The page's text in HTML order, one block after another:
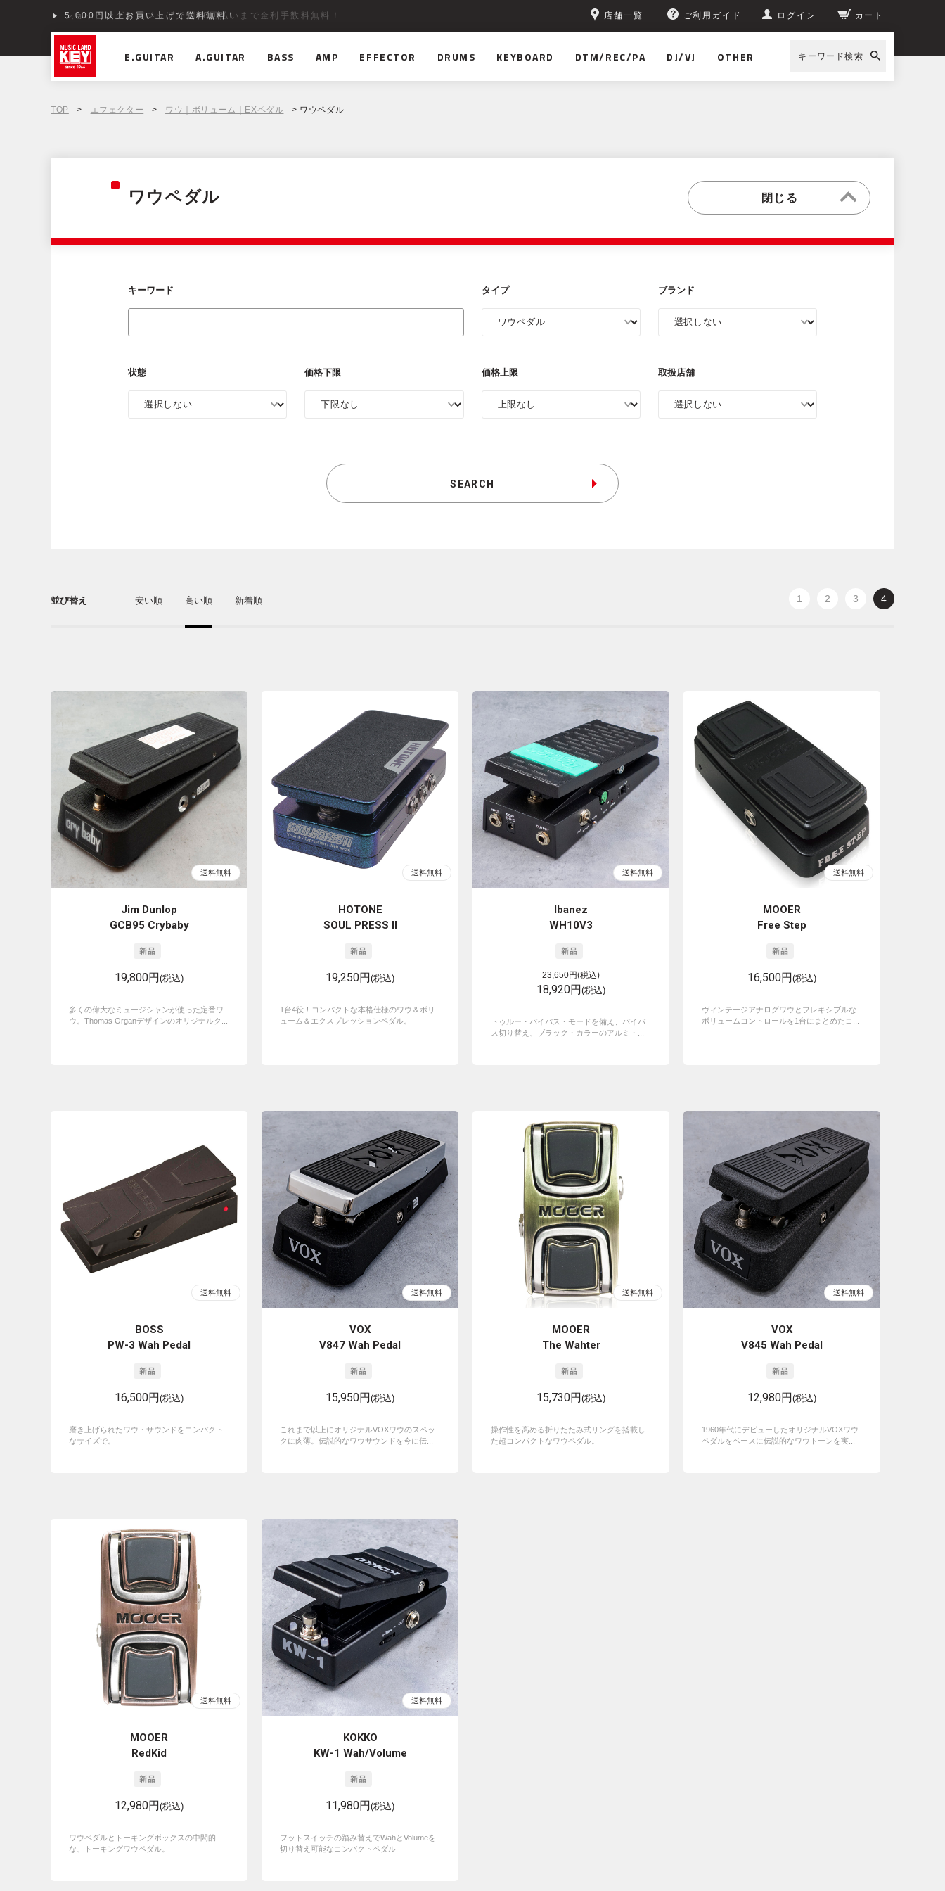
ショッピングクレジット分割48回払いまで金利手数料無料！ 店舗一覧 ご利用ガイド ログイン カート
E.GUITAR A.GUITAR BASS AMP EFFECTOR DRUMS KEYBOARD DTM/REC/PA DJ/VJ OTHER キーワード検索
TOP > エフェクター > ワウ｜ボリューム｜EXペダル > ワウペダル
ワウペダル
キーワード タイプ ブランド
状態 価格下限 価格上限 取扱店舗
SEARCH
並び替え 安い順 高い順 新着順 1 2 3 4
Jim Dunlop
GCB95 Crybaby
19,800円(税込)
多くの偉大なミュージシャンが使った定番ワ
ウ。Thomas Organデザインのオリジナルク...
HOTONE
SOUL PRESS II
19,250円(税込)
1台4役！コンパクトな本格仕様のワウ＆ボリ
ューム＆エクスプレッションペダル。
Ibanez
WH10V3
23,650円(税込)
18,920円(税込)
トゥルー・バイパス・モードを備え、バイパ
ス切り替え、ブラック・カラーのアルミ・...
MOOER
Free Step
16,500円(税込)
ヴィンテージアナログワウとフレキシブルな
ボリュームコントロールを1台にまとめたコ...
BOSS
PW-3 Wah Pedal
16,500円(税込)
磨き上げられたワウ・サウンドをコンパクト
なサイズで。
VOX
V847 Wah Pedal
15,950円(税込)
これまで以上にオリジナルVOXワウのスペッ
クに肉薄。伝説的なワウサウンドを今に伝...
MOOER
The Wahter
15,730円(税込)
操作性を高める折りたたみ式リングを搭載し
た超コンパクトなワウペダル。
VOX
V845 Wah Pedal
12,980円(税込)
1960年代にデビューしたオリジナルVOXワウ
ペダルをベースに伝説的なワウトーンを実...
MOOER
RedKid
12,980円(税込)
ワウペダルとトーキングボックスの中間的
な、トーキングワウペダル。
KOKKO
KW-1 Wah/Volume
11,980円(税込)
フットスイッチの踏み替えでWahとVolumeを
切り替え可能なコンパクトペダル